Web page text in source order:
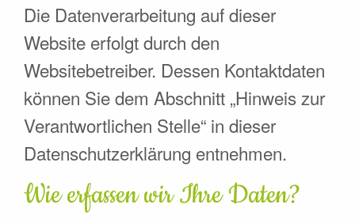
Die Datenverarbeitung auf dieser
Website erfolgt durch den
Websitebetreiber. Dessen Kontaktdaten
können Sie dem Abschnitt „Hinweis zur
Verantwortlichen Stelle“ in dieser
Datenschutzerklärung entnehmen.
Wie erfassen wir Ihre Daten?